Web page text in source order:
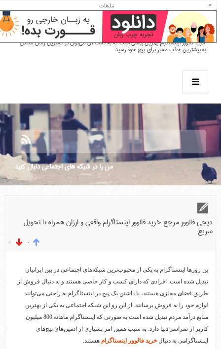
دیجی فالوور مرجع خرید فالوور اینستاگرام
واقعی و ارزان همراه با تحویل سریع
خرید فالوور اینستاگرام بهترین روشی است که به کمک آن می‌توان در کمترین زمان ممکن
به بیشترین جذب ممبر برای پیج خود رسید.
من را در شبكه هاي اجتماعي دنبال كنيد
دیجی فالوور مرجع خرید فالوور اینستاگرام واقعی و ارزان همراه با تحویل
سریع
۰
ین روزها اینستاگرام به یکی از محبوب‌ترین شبکه‌های اجتماعی در بین ایرانیان
تبدیل شده است. افرادی که دارای کسب و کار خاصی هستند و به دنبال فروش از
طریق فضای مجازی‌ هستند، با داشتن یک پیج در اینستاگرام به راحتی می‌توانند
لوازم خود را به فروش برسانند. از این رو این شبکه اجتماعی به یکی از بهترین
منابع درآمد مردم تبدیل شده است به صورتی که اینستاگرام ماهانه 800 میلیون
کاربر از سراسر دنیا دارد. به سبب همین امر بسیاری از ادمین‌های پیج‌های
اینستاگرامی به دنبال خرید فالوور اینستاگرامهستند.
تبلیغات